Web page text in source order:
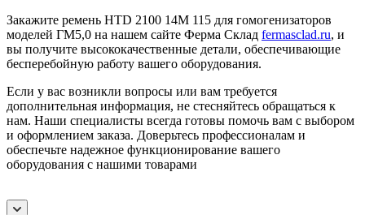
Закажите ремень HTD 2100 14M 115 для гомогенизаторов
моделей ГМ5,0 на нашем сайте Ферма Склад fermasclad.ru, и
вы получите высококачественные детали, обеспечивающие
бесперебойную работу вашего оборудования.
Если у вас возникли вопросы или вам требуется
дополнительная информация, не стесняйтесь обращаться к
нам. Наши специалисты всегда готовы помочь вам с выбором
и оформлением заказа. Доверьтесь профессионалам и
обеспечьте надежное функционирование вашего
оборудования с нашими товарами